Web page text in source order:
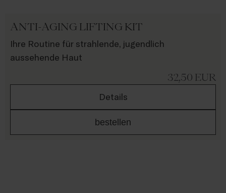
ANTI-AGING LIFTING KIT
Ihre Routine für strahlende, jugendlich
aussehende Haut
32,50 EUR
Details
bestellen